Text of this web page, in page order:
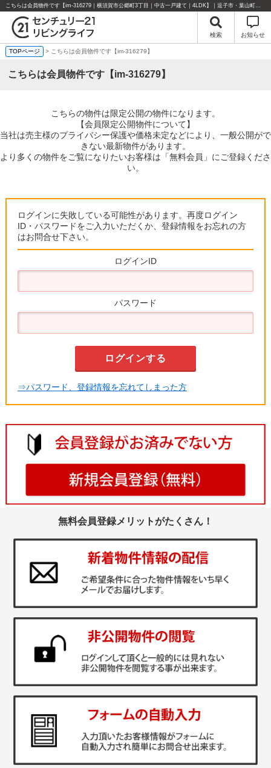
こちらは会員物件です【im-316279｜横須賀市公郷町3丁目｜中古一戸建て｜4LDK】｜逗子市・葉山町・湘南エリアの不動産のことならセンチュリー21リビングライフにお任せください！
検索 お知らせ
TOPページ > こちらは会員物件です【im-316279】
こちらは会員物件です【im-316279】
こちらの物件は限定公開の物件になります。
【会員限定公開物件について】
当社は売主様のプライバシー保護や価格未定などにより、一般公開がで
きない最新物件があります。
より多くの物件をご覧になりたいお客様は「無料会員」にご登録くださ
い。
ログインに失敗している可能性があります。再度ログイン
ID・パスワードをご入力いただくか、登録情報をお忘れの方
はお問合せ下さい。
ログインID
パスワード
⇒パスワード、登録情報を忘れてしまった方
無料会員登録メリットがたくさん！